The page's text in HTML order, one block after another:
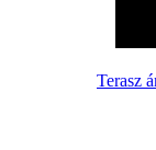
Terasz